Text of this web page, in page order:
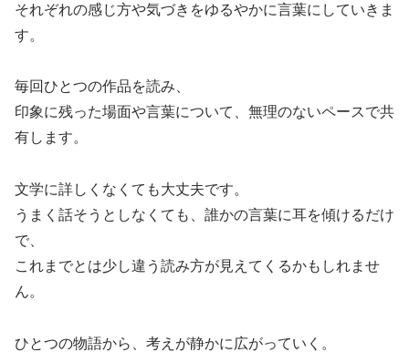
それぞれの感じ方や気づきをゆるやかに言葉にしていきま
す。
毎回ひとつの作品を読み、
印象に残った場面や言葉について、無理のないペースで共
有します。
文学に詳しくなくても大丈夫です。
うまく話そうとしなくても、誰かの言葉に耳を傾けるだけ
で、
これまでとは少し違う読み方が見えてくるかもしれませ
ん。
ひとつの物語から、考えが静かに広がっていく。